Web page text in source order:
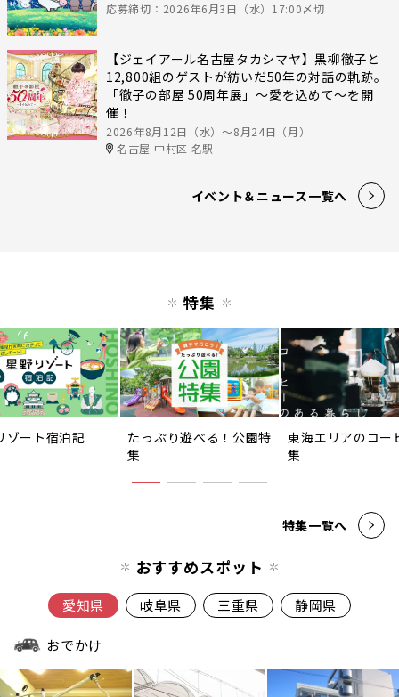
応募締切：2026年6月3日（水）17:00〆切
【ジェイアール名古屋タカシマヤ】黒柳徹子と
12,800組のゲストが紡いだ50年の対話の軌跡。
「徹子の部屋 50周年展」～愛を込めて～を開
催！
2026年8月12日（水）〜8月24日（月）
名古屋 中村区 名駅
イベント＆ニュース一覧へ
特集
ゾート宿泊記
たっぷり遊べる！公園特
集
東海エリアのコー
集
特集一覧へ
おすすめスポット
愛知県 岐阜県 三重県 静岡県
おでかけ